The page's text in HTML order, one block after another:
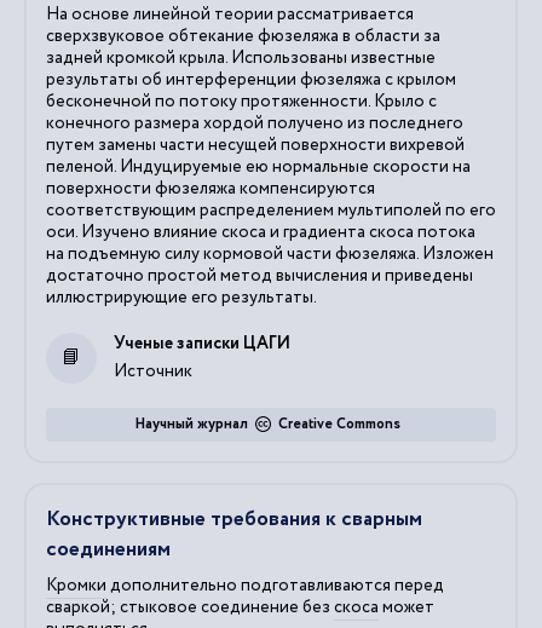
На основе линейной теории рассматривается
сверхзвуковое обтекание фюзеляжа в области за
задней кромкой крыла. Использованы известные
результаты об интерференции фюзеляжа с крылом
бесконечной по потоку протяженности. Крыло с
конечного размера хордой получено из последнего
путем замены части несущей поверхности вихревой
пеленой. Индуцируемые ею нормальные скорости на
поверхности фюзеляжа компенсируются
соответствующим распределением мультиполей по его
оси. Изучено влияние скоса и градиента скоса потока
на подъемную силу кормовой части фюзеляжа. Изложен
достаточно простой метод вычисления и приведены
иллюстрирующие его результаты.
Источник
Ученые записки ЦАГИ
Creative Commons
Научный журнал
Конструктивные требования к сварным
соединениям
Кромки дополнительно подготавливаются перед
сваркой; стыковое соединение без скоса может